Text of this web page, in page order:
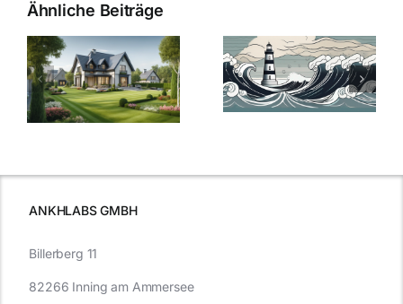
Ähnliche Beiträge
Bauzinsen im
Sturm: Die
aktuelle
Entwicklung
Die Evolution
der
Bauzinsen: Ein
Blick in die
ANKHLABS GMBH
Billerberg 11
82266 Inning am Ammersee